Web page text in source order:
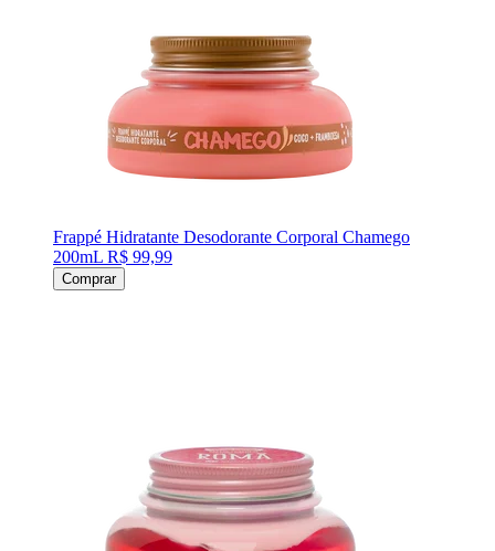
Frappé Hidratante Desodorante Corporal Chamego
200mL R$ 99,99
Comprar